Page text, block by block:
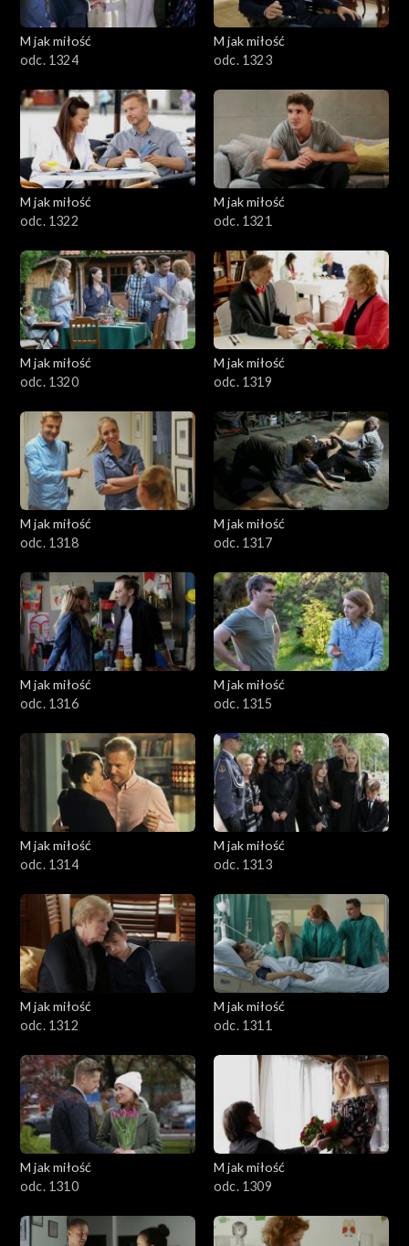
M jak miłość
odc. 1324
M jak miłość
odc. 1323
M jak miłość
odc. 1322
M jak miłość
odc. 1321
M jak miłość
odc. 1320
M jak miłość
odc. 1319
M jak miłość
odc. 1318
M jak miłość
odc. 1317
M jak miłość
odc. 1316
M jak miłość
odc. 1315
M jak miłość
odc. 1314
M jak miłość
odc. 1313
M jak miłość
odc. 1312
M jak miłość
odc. 1311
M jak miłość
odc. 1310
M jak miłość
odc. 1309